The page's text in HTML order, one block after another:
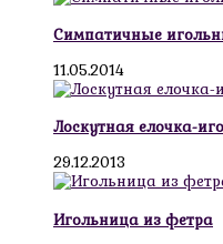
Симпатичные
11.05.2014
Лоскутная елочка-
29.12.2013
Игольница из фетра